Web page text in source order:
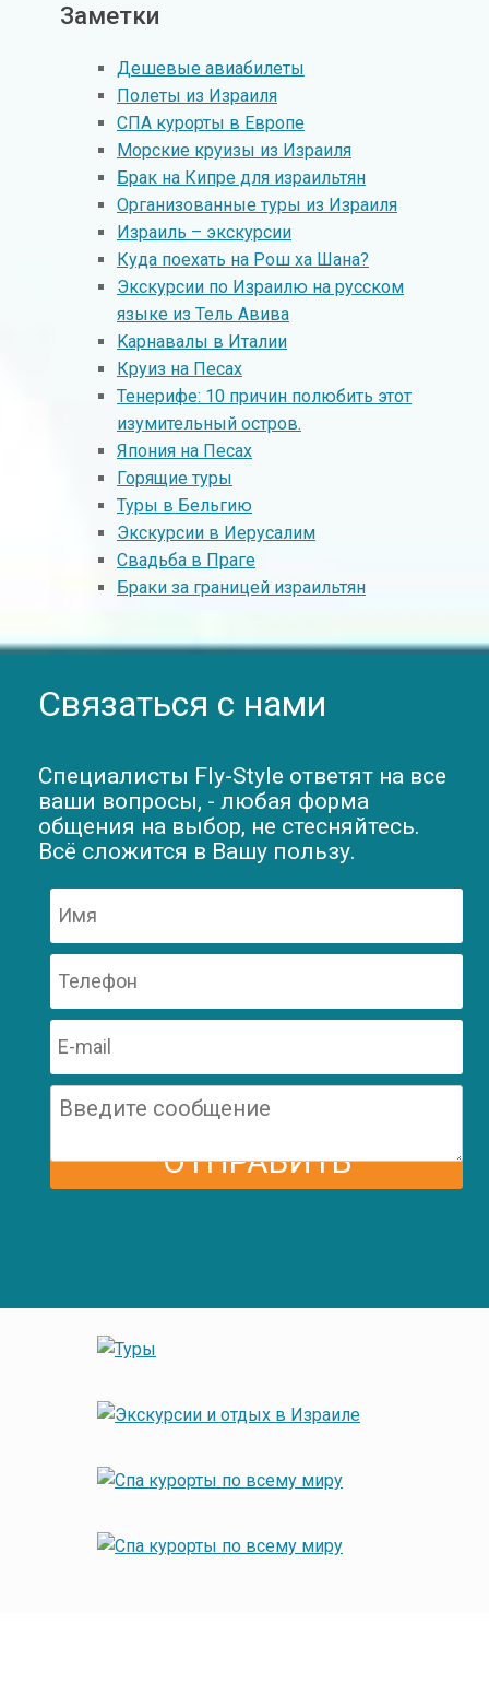
Заметки
Дешевые авиабилеты
Полеты из Израиля
СПА курорты в Европе
Морские круизы из Израиля
Брак на Кипре для израильтян
Организованные туры из Израиля
Израиль – экскурсии
Куда поехать на Рош ха Шана?
Экскурсии по Израилю на русском
языке из Тель Авива
Kарнавалы в Италии
Круиз на Песах
Тенерифе: 10 причин полюбить этот
изумительный остров.
Япония на Песах
Горящие туры
Туры в Бельгию
Экскурсии в Иерусалим
Свадьба в Праге
Браки за границей израильтян
Связаться с нами
Специалисты Fly-Style ответят на все
ваши вопросы, - любая форма
общения на выбор, не стесняйтесь.
Всё сложится в Вашу пользу.